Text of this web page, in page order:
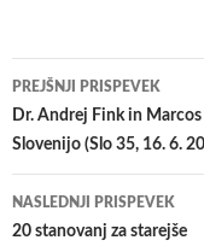
Krmarjenje
po
prispevkih
PREJŠNJI PRISPEVEK
Dr. Andrej Fink in
Slovenijo (Slo 35, 16. 6.
NASLEDNJI PRISPEVEK
20 stanovanj za starejše